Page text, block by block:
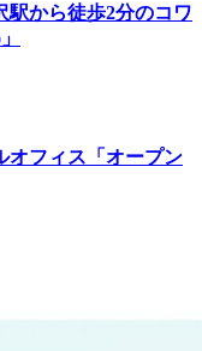
駅から徒歩2分のコワ
オフィス「オープン